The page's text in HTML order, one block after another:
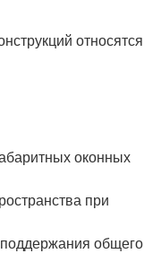
относятся
оконных
при
общего